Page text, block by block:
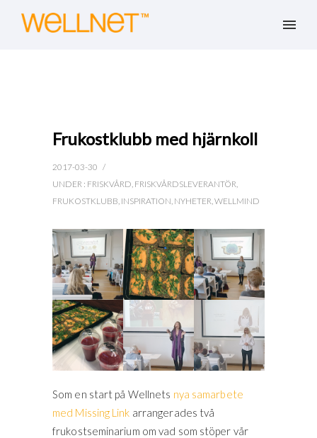
Frukostklubb med hjärnkoll
2017-03-30 /
UNDER : FRISKVÅRD, FRISKVÅRDSLEVERANTÖR,
FRUKOSTKLUBB, INSPIRATION, NYHETER,WELLMIND
Som en start på Wellnets nya samarbete
med Missing Link arrangerades två
frukostseminarium om vad som stöper vår